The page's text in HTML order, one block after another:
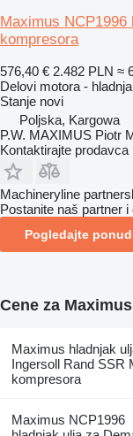
Maximus
kompresora
576,40 € 2.482 PLN ≈
Delovi motora -
Stanje novi
Poljska, Kargowa
P.W. MAXIMUS Piotr
Kontaktirajte prodavca
Machineryline
Postanite naš partner
Pogledajte
Cene za
Maximus hladnjak
Ingersoll Rand SSR
kompresora
Maximus NCP1996